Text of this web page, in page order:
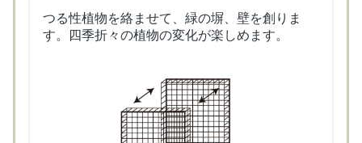
つる性植物を絡ませて、緑の塀、壁を創りま
す。四季折々の植物の変化が楽しめます。